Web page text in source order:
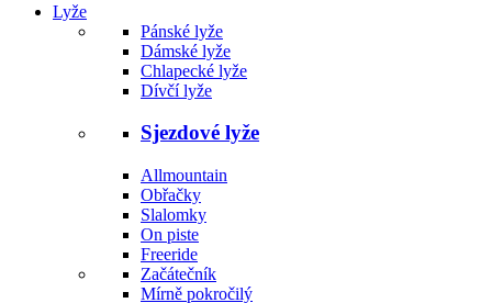
Lyže
Pánské lyže
Dámské lyže
Chlapecké lyže
Dívčí lyže
Sjezdové lyže
Allmountain
Obřačky
Slalomky
On piste
Freeride
Začátečník
Mírně pokročilý